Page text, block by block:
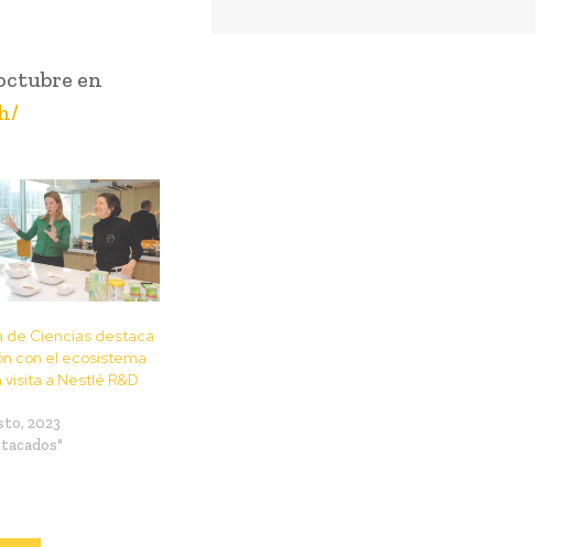
en
de Ciencias destaca
con el ecosistema
visita a Nestlé R&D
2023